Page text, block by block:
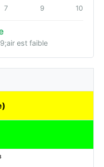
7 9 10
est faible